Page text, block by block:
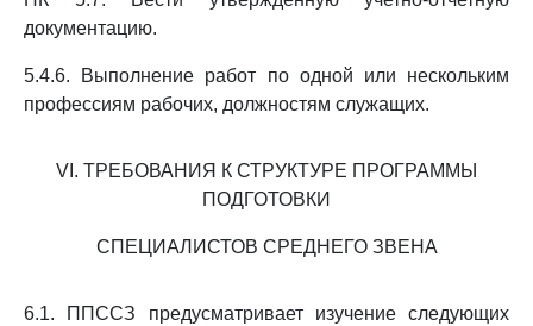
документацию.
5.4.6. Выполнение работ по одной или нескольким
профессиям рабочих, должностям служащих.
VI. ТРЕБОВАНИЯ К СТРУКТУРЕ ПРОГРАММЫ
ПОДГОТОВКИ
СПЕЦИАЛИСТОВ СРЕДНЕГО ЗВЕНА
6.1. ППССЗ предусматривает изучение следующих